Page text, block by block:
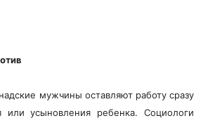
мужчины оставляют работу сразу
или усыновления ребенка. Социологи